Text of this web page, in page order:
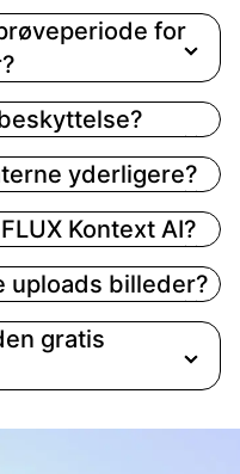
for
yderligere?
Kontext AI?
uploads billeder?
gratis